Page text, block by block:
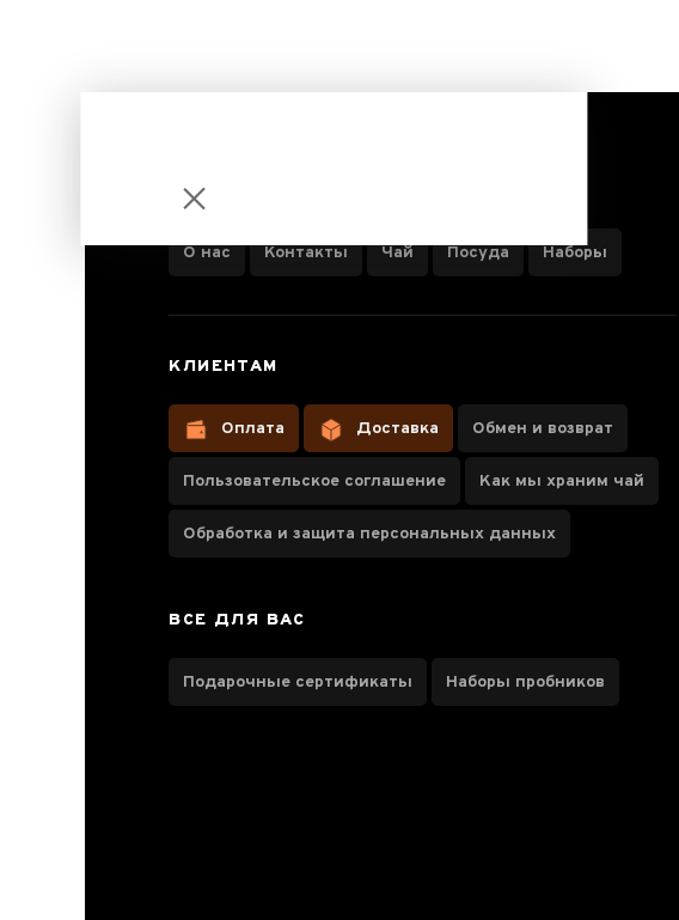
«Золотой
Лист»
Отзывы чаеманов
ИНФОРМАЦИЯ О КОМПАНИИ
О нас Контакты Чай Посуда Наборы
КЛИЕНТАМ
Оплата Доставка Обмен и возврат
Пользовательское соглашение Как мы храним чай
Обработка и защита персональных данных
ВСЕ ДЛЯ ВАС
Подарочные сертификаты Наборы пробников